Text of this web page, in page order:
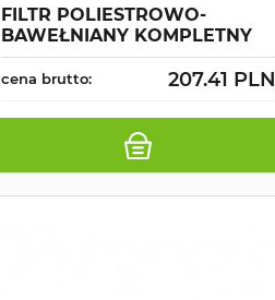
FILTR POLIESTROWO-
BAWEŁNIANY KOMPLETNY
cena brutto: 207.41 PLN